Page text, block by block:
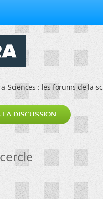
Sciences : les forums de la
LA DISCUSSION